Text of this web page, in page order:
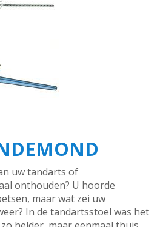
uw tandarts of
onthouden? U hoorde
maar wat zei uw
In de tandartsstoel was het